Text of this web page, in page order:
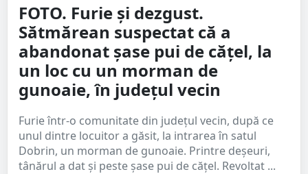
FOTO. Furie și dezgust.
Sătmărean suspectat că a
abandonat șase pui de cățel, la
un loc cu un morman de
gunoaie, în județul vecin
Furie într-o comunitate din județul vecin, după ce
unul dintre locuitor a găsit, la intrarea în satul
Dobrin, un morman de gunoaie. Printre deșeuri,
tânărul a dat și peste șase pui de cățel. Revoltat ...